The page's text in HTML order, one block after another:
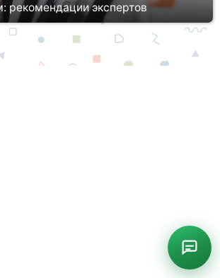
рекомендации экспертов
научную работу, сталкивается с
студенты в основном пишут научные